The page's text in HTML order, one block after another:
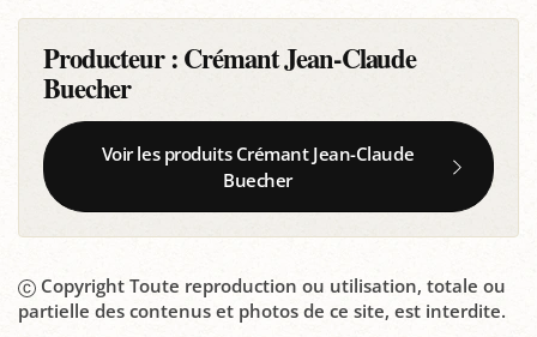
Producteur :Crémant Jean-Claude
Buecher
Voir les produits Crémant Jean-Claude
Buecher
Copyright Toute reproduction ou utilisation, totale ou
partielle des contenus et photos de ce site, est interdite.